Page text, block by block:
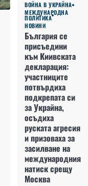
ВОЙНА В УКРАЙНА
МЕЖДУНАРОДНА
ПОЛИТИКА
НОВИНИ
България се
присъедини
към Киивската
декларация:
участниците
потвърдиха
подкрепата си
за Украйна,
осъдиха
руската агресия
и призоваха за
засилване на
международния
натиск срещу
Москва